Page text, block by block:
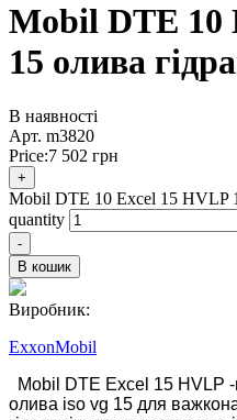
Mobil DTE 10
15 олива
В наявності
Арт. m3820
Price:7 502 грн
+
Mobil DTE 10 Excel 15 HVLP
quantity
-
В кошик
Виробник:
ExxonMobil
Mobil DTE Excel 15 HVLP -
олива iso vg 15 для